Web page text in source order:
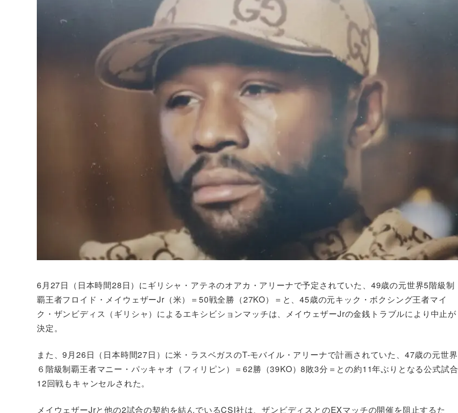
6月27日（日本時間28日）にギリシャ・アテネのオアカ・アリーナで予定されていた、49歳の元世界5階級制
覇王者フロイド・メイウェザーJr（米）＝50戦全勝（27KO）＝と、45歳の元キック・ボクシング王者マイ
ク・ザンビディス（ギリシャ）によるエキシビションマッチは、メイウェザーJrの金銭トラブルにより中止が
決定。
また、9月26日（日本時間27日）に米・ラスベガスのT-モバイル・アリーナで計画されていた、47歳の元世界
６階級制覇王者マニー・パッキャオ（フィリピン）＝62勝（39KO）8敗3分＝との約11年ぶりとなる公式試合
12回戦もキャンセルされた。
メイウェザーJrと他の2試合の契約を結んでいるCSI社は、ザンビディスとのEXマッチの開催を阻止するた